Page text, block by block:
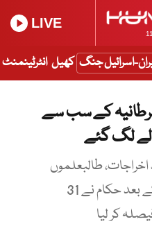
LIVE
اسرائیل جنگ کھیل انٹرٹینمنٹ
کے سب سے
لگ گئے
سے زائد اخراجات، طالبعلموں
کی تعداد میں 90 فیصد کمی کے بعد حکام نے 31
کر لیا